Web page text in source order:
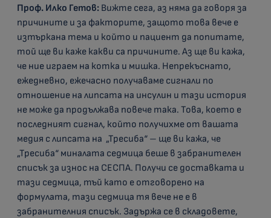
Проф. Илко Гетов: Вижте сега, аз няма да говоря за
причините и за факторите, защото това вече е
изтъркана тема и който и пациент да попитате,
той ще ви каже какви са причините. Аз ще ви кажа,
че ние играем на котка и мишка. Непрекъснато,
ежедневно, ежечасно получаваме сигнали по
отношение на липсата на инсулин и тази история
не може да продължава повече така. Това, което е
последният сигнал, който получихме от вашата
медия с липсата на „Тресиба“ – ще ви кажа, че
„Тресиба“ миналата седмица беше в забранителен
списък за износ на СЕСПА. Получи се доставката и
тази седмица, тъй като е отговорено на
формулата, тази седмица тя вече не е в
забранителния списък. Задържа се в складовете,